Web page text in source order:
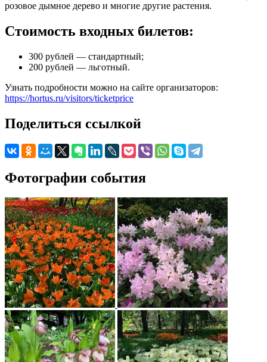
розовое дымное дерево и многие другие растения.
Стоимость входных билетов:
300 рублей — стандартный;
200 рублей — льготный.
Узнать подробности можно на сайте организаторов:
https://hortus.ru/visitors/ticketprice
Поделиться ссылкой
Фотографии события